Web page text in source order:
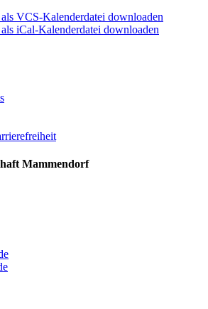
VCS-Kalenderdatei downloaden
iCal-Kalenderdatei downloaden
Mammendorf